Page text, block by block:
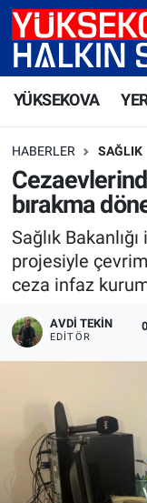
YÜKSEKOVA
HABERLER SAĞLIK
bırakma
Sağlık
projesiyle
ceza infaz
AVDI TEKIN
EDITÖR
Yüksekova
Yüksekova
Süper Lig
Tüm